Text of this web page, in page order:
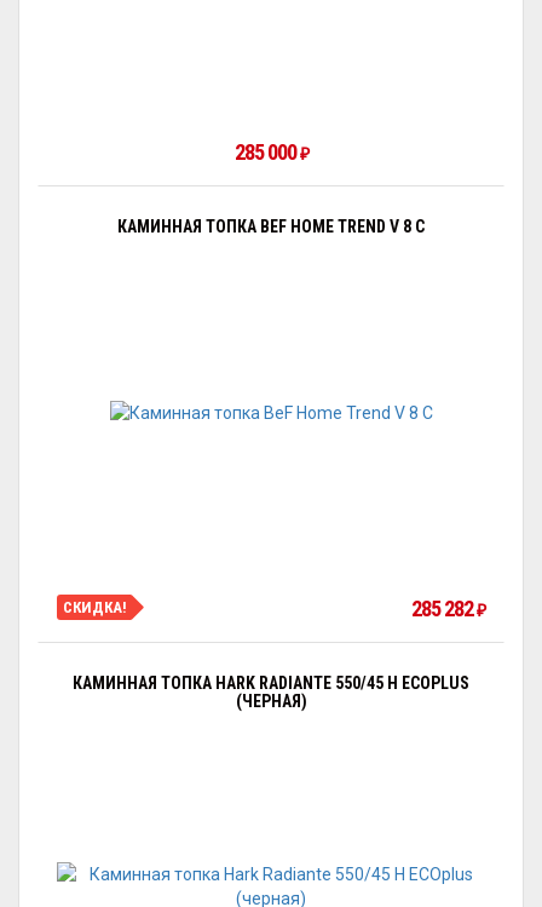
285 000₽
КАМИННАЯ ТОПКА BEF HOME TREND V 8 C
СКИДКА! 285 282₽
КАМИННАЯ ТОПКА HARK RADIANTE 550/45 H ECOPLUS
(ЧЕРНАЯ)